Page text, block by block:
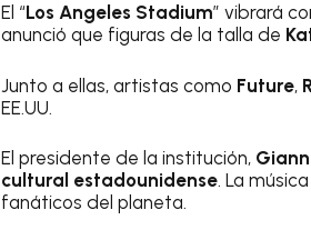
El “Los Angeles Stadium” vibrará
anunció que figuras de la talla de
Junto a ellas, artistas como Future,
EE.UU.
El presidente de la institución,
cultural estadounidense. La
fanáticos del planeta.